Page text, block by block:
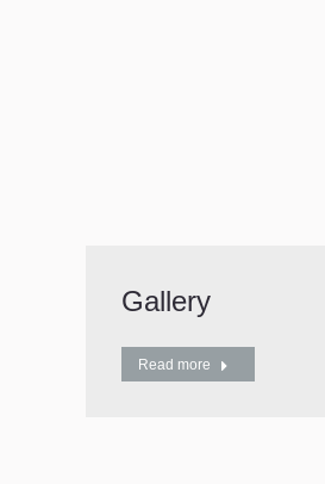
Gallery
Read more